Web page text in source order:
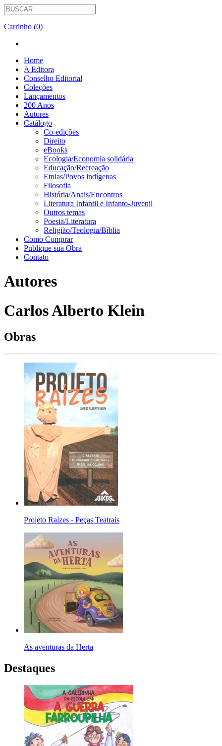
Carrinho (0)
Home
A Editora
Conselho Editorial
Coleções
Lançamentos
200 Anos
Autores
Catálogo
Co-edições
Direito
eBooks
Ecologia/Economia solidária
Educação/Recreação
Etnias/Povos indígenas
Filosofia
História/Anais/Encontros
Literatura Infantil e Infanto-Juvenil
Outros temas
Poesia/Literatura
Religião/Teologia/Bíblia
Como Comprar
Publique sua Obra
Contato
Autores
Carlos Alberto Klein
Obras
Projeto Raízes - Peças Teatrais
As aventuras da Herta
Destaques